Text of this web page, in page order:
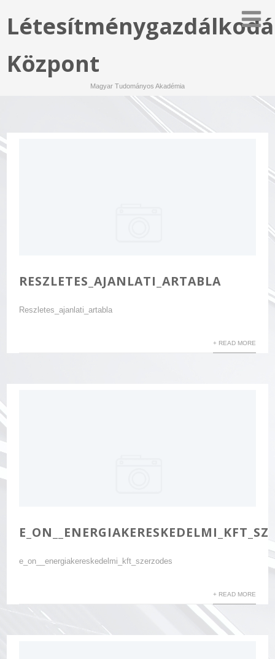
Központ
Magyar Tudományos Akadémia
RESZLETES_AJANLATI_ARTABLA
Reszletes_ajanlati_artabla
+ READ MORE
e_on__energiakereskedelmi_kft_szerzodes
+ READ MORE